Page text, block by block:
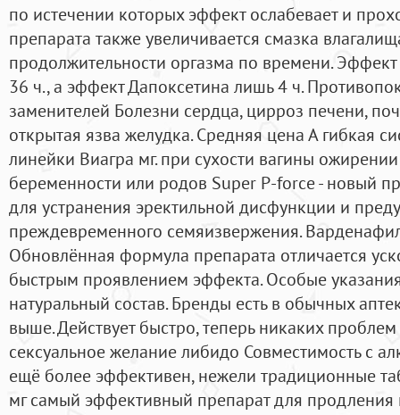
по истечении которых эффект ослабевает и
препарата также увеличивается смазка
продолжительности оргазма по времени.
36 ч., а эффект Дапоксетина лишь 4 ч.
заменителей Болезни сердца, цирроз печени,
открытая язва желудка. Средняя цена А гибкая
линейки Виагра мг. при сухости вагины
беременности или родов Super P-force - новый
для устранения эректильной дисфункции и
преждевременного семяизвержения.
Обновлённая формула препарата отличается
быстрым проявлением эффекта. Особые
натуральный состав. Бренды есть в обычных
выше. Действует быстро, теперь никаких
сексуальное желание либидо Совместимость с
ещё более эффективен, нежели традиционные
мг самый эффективный препарат для продления